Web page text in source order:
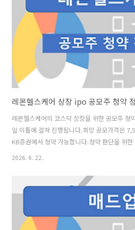
청약일 : 6월 23일(화) ~ 6월 24일(수) - 환불일 :
레몬헬스케어 상장 ipo 공모주 청약
레몬헬스케어의 코스닥 상장을 위한 공모주 청
일 이틀에 걸쳐 진행됩니다.희망 공모가격은
KB증권에서 청약 가능합니다.청약 판단을 위한
겠습니다. [사업현황] 레몬헬스케어는 실시간 양
청구 서비스, 의료마이데이터 유통 및 활용 서
하고 있습니다. 핵심 기술은 LDB(Lemon
자의 의료데이터를 수집(GET)하여 이를 필요로
의 요구사항에 맞게 실시간 변환하여 제공
이터 중계 플랫폼 기술입니다. 레몬헬스케어의
2026. 6. 22.